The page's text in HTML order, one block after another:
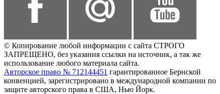
© Копирование любой информации с сайта СТРОГО
ЗАПРЕЩЕНО, без указания ссылки на источник, а так же
использование любого материала сайта.
Авторское право № 712144451 гарантированное Бернской
конвенцией, зарегистрировано в международной компании по
защите авторского права в США, Нью Йорк.